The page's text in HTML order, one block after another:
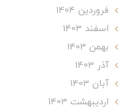
فروردین 1404
اسفند 1403
بهمن 1403
آذر 1403
آبان 1403
ارديبهشت 1403